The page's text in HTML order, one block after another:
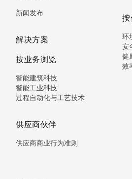
新闻发布
解决方案
按业务浏览
智能建筑科技
智能工业科技
过程自动化与工艺技术
供应商伙伴
供应商商业行为准则
环
安
健
效